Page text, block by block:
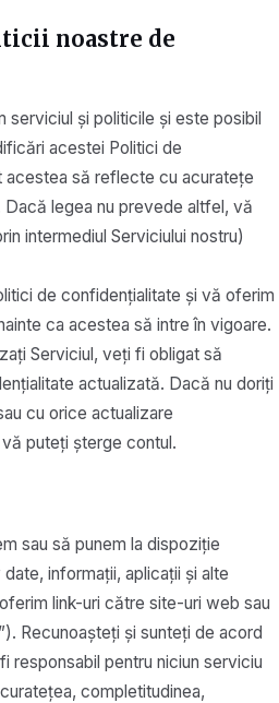
noastre de
serviciul și politicile și este posibil
acestei Politici de
să reflecte cu acuratețe
legea nu prevede altfel, vă
intermediul Serviciului nostru)
de confidențialitate și vă oferim
ca acestea să intre în vigoare.
Serviciul, veți fi obligat să
actualizată. Dacă nu doriți
cu orice actualizare
puteți șterge contul.
sau să punem la dispoziție
informații, aplicații și alte
link-uri către site-uri web sau
Recunoașteți și sunteți de acord
responsabil pentru niciun serviciu
completitudinea,